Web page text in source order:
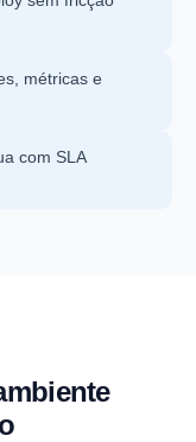
métricas e
com SLA